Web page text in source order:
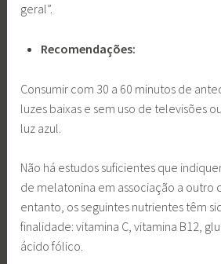
geral”.
Recomendações:
Consumir com 30 a 60 minutos de
luzes baixas e sem uso de televisões
luz azul.
Não há estudos suficientes que
de melatonina em associação a outro
entanto, os seguintes nutrientes têm
finalidade: vitamina C, vitamina B12,
ácido fólico.